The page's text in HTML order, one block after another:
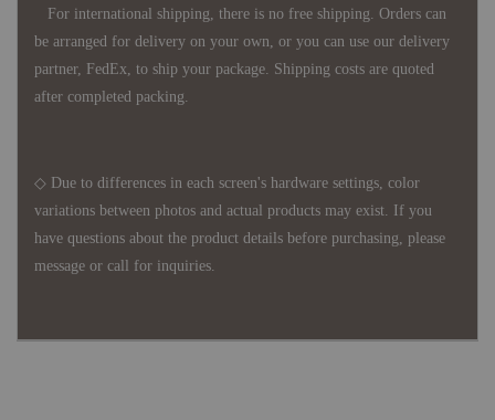
For international shipping, there is no free shipping. Orders can
be arranged for delivery on your own, or you can use our delivery
partner, FedEx, to ship your package. Shipping costs are quoted
after completed packing.
◇ Due to differences in each screen's hardware settings, color
variations between photos and actual products may exist. If you
have questions about the product details before purchasing, please
message or call for inquiries.